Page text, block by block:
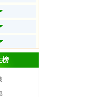
榜